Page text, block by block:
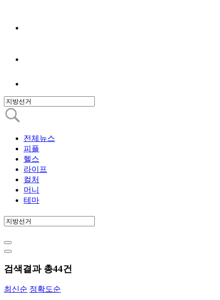
전체뉴스
피플
헬스
라이프
컬처
머니
테마
검색결과 총44건
최신순 정확도순